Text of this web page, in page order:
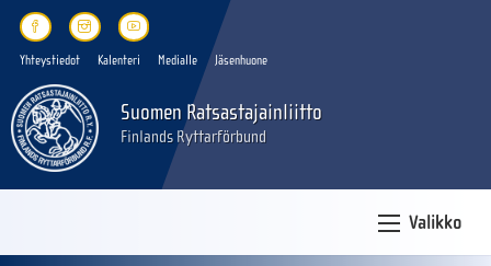
Yhteystiedot Kalenteri Medialle Jäsenhuone
Suomen Ratsastajainliitto
Finlands Ryttarförbund
Valikko